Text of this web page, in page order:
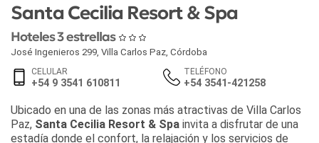
Santa Cecilia Resort & Spa
Hoteles 3 estrellas
José Ingenieros 299 Villa Carlos Paz Córdoba
CELULAR
+54 9 3541 610811
TELÉFONO
+54 3541-421258
Ubicado en una de las zonas más atractivas de Villa Carlos
Paz, Santa Cecilia Resort & Spa invita a disfrutar de una
estadía donde el confort, la relajación y los servicios de